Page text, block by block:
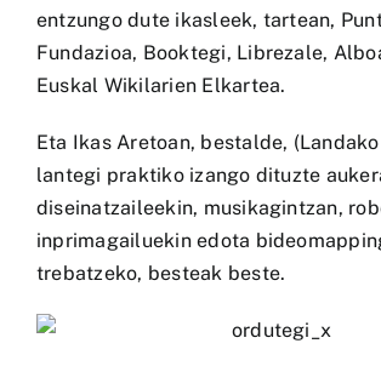
entzungo dute ikasleek, tartean,
Fundazioa, Booktegi, Librezale,
Euskal Wikilarien Elkartea.
Eta Ikas Aretoan, bestalde,
lantegi praktiko izango dituzte
diseinatzaileekin, musikagintzan,
inprimagailuekin edota
trebatzeko, besteak beste.